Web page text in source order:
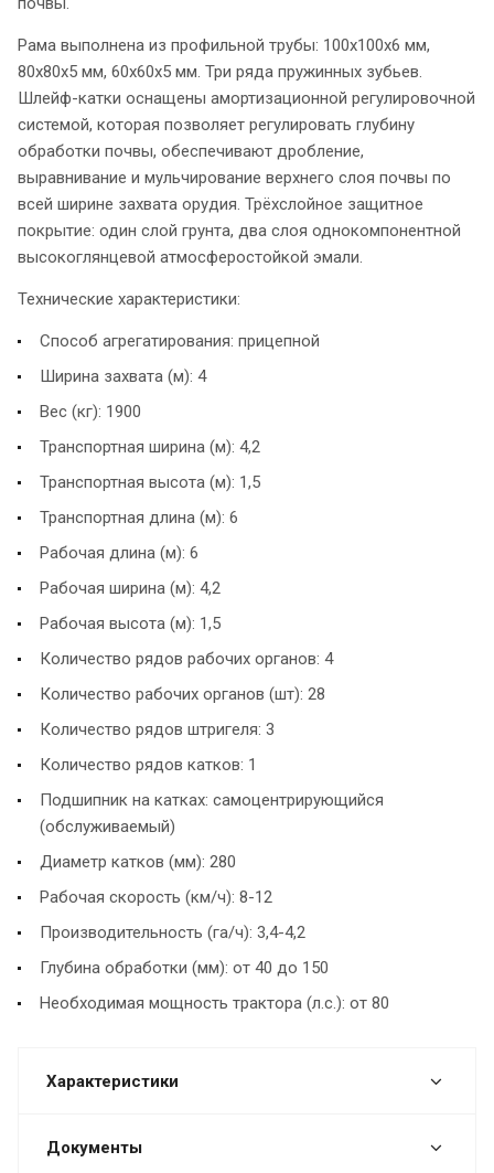
Рама выполнена из профильной трубы: 100х100х6 мм,
80х80х5 мм, 60х60х5 мм. Три ряда пружинных зубьев.
Шлейф-катки оснащены амортизационной регулировочной
системой, которая позволяет регулировать глубину
обработки почвы, обеспечивают дробление,
выравнивание и мульчирование верхнего слоя почвы по
всей ширине захвата орудия. Трёхслойное защитное
покрытие: один слой грунта, два слоя однокомпонентной
высокоглянцевой атмосферостойкой эмали.
Технические характеристики:
Способ агрегатирования: прицепной
Ширина захвата (м): 4
Вес (кг): 1900
Транспортная ширина (м): 4,2
Транспортная высота (м): 1,5
Транспортная длина (м): 6
Рабочая длина (м): 6
Рабочая ширина (м): 4,2
Рабочая высота (м): 1,5
Количество рядов рабочих органов: 4
Количество рабочих органов (шт): 28
Количество рядов штригеля: 3
Количество рядов катков: 1
Подшипник на катках: самоцентрирующийся
(обслуживаемый)
Диаметр катков (мм): 280
Рабочая скорость (км/ч): 8-12
Производительность (га/ч): 3,4-4,2
Глубина обработки (мм): от 40 до 150
Необходимая мощность трактора (л.с.): от 80
Характеристики
Документы